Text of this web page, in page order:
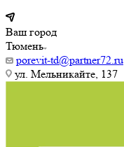
Ваш город
Тюмень
porevit-td@partner72.ru
ул. Мельникайте, 137